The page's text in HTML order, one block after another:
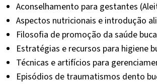
Aconselhamento para gestantes
Aspectos nutricionais e introdução
Filosofia de promoção da saúde
Estratégias e recursos para higiene
Técnicas e artifícios para
Episódios de traumatismos dento